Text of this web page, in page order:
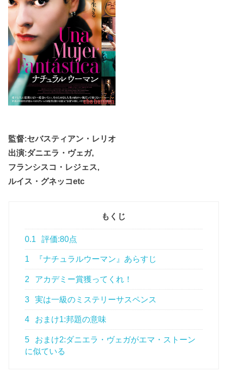
監督:セバスティアン・レリオ
出演:ダニエラ・ヴェガ,
フランシスコ・レジェス,
ルイス・グネッコetc
もくじ
0.1 評価:80点
1 『ナチュラルウーマン』あらすじ
2 アカデミー賞獲ってくれ！
3 実は一級のミステリーサスペンス
4 おまけ1:邦題の意味
5
おまけ2:ダニエラ・ヴェガがエマ・ストーン
に似ている